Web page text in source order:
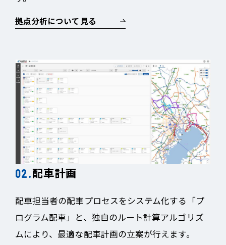
拠点分析について見る
配車計画
配車担当者の配車プロセスをシステム化する「プ
ログラム配車」と、独自のルート計算アルゴリズ
ムにより、最適な配車計画の立案が行えます。